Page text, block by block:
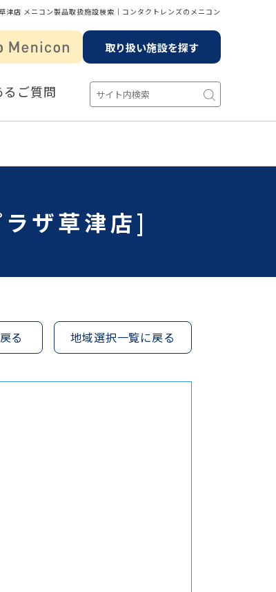
津店 メニコン製品取扱施設検索│コンタクトレンズのメニコン
取り扱い施設を探す
るご質問
ザ草津店]
る 地域選択一覧に戻る